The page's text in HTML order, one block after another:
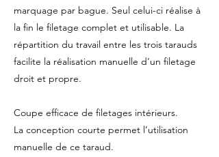
marquage par bague. Seul celui-ci réalise à
la fin le filetage complet et utilisable. La
répartition du travail entre les trois tarauds
facilite la réalisation manuelle d’un filetage
droit et propre.
Coupe efficace de filetages intérieurs.
La conception courte permet l’utilisation
manuelle de ce taraud.